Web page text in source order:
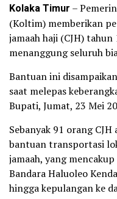
Kolaka Timur –
(Koltim) memberikan
jamaah haji (CJH)
menanggung seluruh
Bantuan ini
saat melepas
Bupati, Jumat, 23 Mei
Sebanyak 91 orang
bantuan transportasi
jamaah, yang
Bandara Haluoleo
hingga kepulangan ke